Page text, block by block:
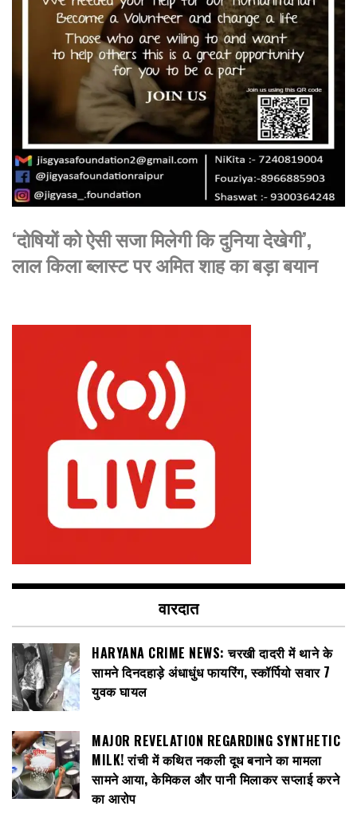
‘दोषियों को ऐसी सजा मिलेगी कि दुनिया देखेगी’,
लाल किला ब्लास्ट पर अमित शाह का बड़ा बयान
वारदात
HARYANA CRIME NEWS: चरखी दादरी में थाने के
सामने दिनदहाड़े अंधाधुंध फायरिंग, स्कॉर्पियो सवार 7
युवक घायल
MAJOR REVELATION REGARDING SYNTHETIC
MILK! रांची में कथित नकली दूध बनाने का मामला
सामने आया, केमिकल और पानी मिलाकर सप्लाई करने
का आरोप